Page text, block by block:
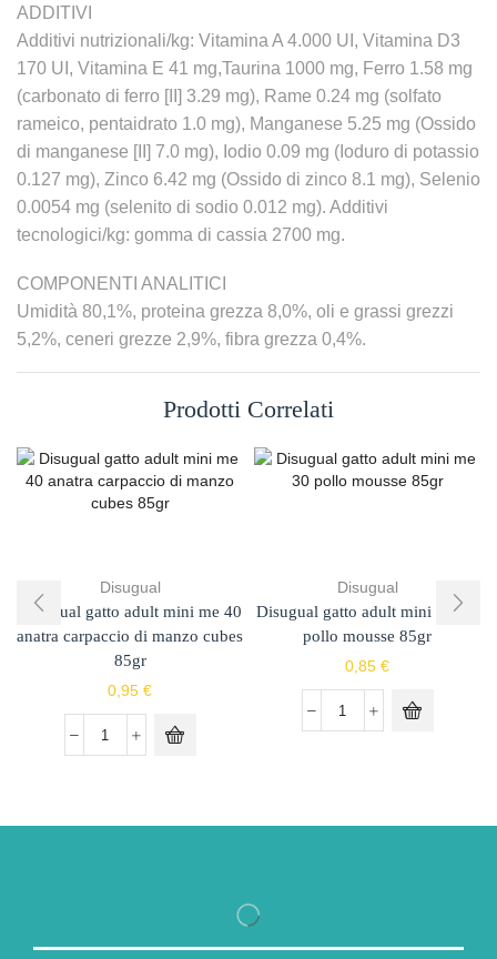
ADDITIVI
Additivi nutrizionali/kg: Vitamina A 4.000 UI, Vitamina D3
170 UI, Vitamina E 41 mg,Taurina 1000 mg, Ferro 1.58 mg
(carbonato di ferro [II] 3.29 mg), Rame 0.24 mg (solfato
rameico, pentaidrato 1.0 mg), Manganese 5.25 mg (Ossido
di manganese [II] 7.0 mg), Iodio 0.09 mg (Ioduro di potassio
0.127 mg), Zinco 6.42 mg (Ossido di zinco 8.1 mg), Selenio
0.0054 mg (selenito di sodio 0.012 mg). Additivi
tecnologici/kg: gomma di cassia 2700 mg.
COMPONENTI ANALITICI
Umidità 80,1%, proteina grezza 8,0%, oli e grassi grezzi
5,2%, ceneri grezze 2,9%, fibra grezza 0,4%.
Prodotti Correlati
Disugual
Disugual gatto adult mini me 40
anatra carpaccio di manzo cubes
85gr
0,95 €
Disugual
Disugual gatto adult mini me 30
pollo mousse 85gr
0,85 €